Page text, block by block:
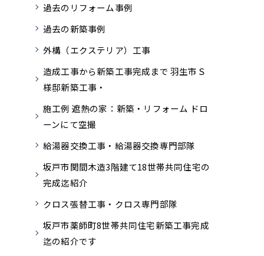
過去のリフォーム事例
過去の新築事例
外構（エクステリア）工事
造成工事から新築工事完成まで 羽生市Ｓ
様邸新築工事・
施工例 遮熱の家：新築・リフォーム ドロ
ーンにて空撮
給湯器交換工事・給湯器交換専門部隊
坂戸市関間木造3階建て18世帯共同住宅の
完成迄紹介
クロス張替工事・クロス専門部隊
坂戸市薬師町8世帯共同住宅新築工事完成
迄の紹介です